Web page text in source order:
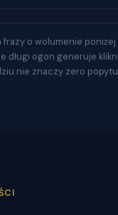
frazy o wolumenie
długi ogon generuje
nie znaczy zero